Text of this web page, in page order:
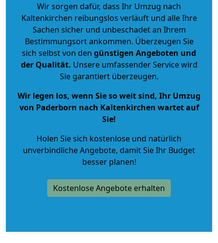
Wir sorgen dafür, dass Ihr Umzug nach
Kaltenkirchen reibungslos verläuft und alle Ihre
Sachen sicher und unbeschadet an Ihrem
Bestimmungsort ankommen. Überzeugen Sie
sich selbst von den günstigen Angeboten und
der Qualität. Unsere umfassender Service wird
Sie garantiert überzeugen.
Wir legen los, wenn Sie so weit sind, Ihr Umzug
von Paderborn nach Kaltenkirchen wartet auf
Sie!
Holen Sie sich kostenlose und natürlich
unverbindliche Angebote, damit Sie Ihr Budget
besser planen!
Kostenlose Angebote erhalten